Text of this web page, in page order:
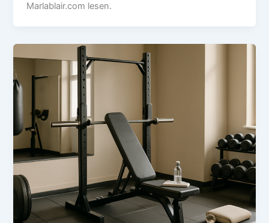
Marlablair.com lesen.